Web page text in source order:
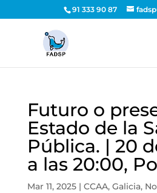
91 333 90 87
Futuro o
Estado de la
Pública. | 20
a las 20:00,
Mar 11, 2025| CCAA, Galicia,